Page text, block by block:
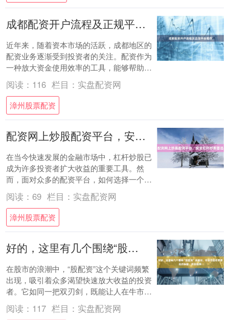
成都配资开户流程及正规平台推荐
近年来，随着资本市场的活跃，成都地区的
配资业务逐渐受到投资者的关注。配资作为
一种放大资金使用效率的工具，能够帮助投
资者在行情向好时获取更高收益。然而，配
资开户涉....
阅读： 116 栏目： 实盘配资网
漳州股票配资
配资网上炒股配资平台，安全杠杆炒股首选
在当今快速发展的金融市场中，杠杆炒股已
成为许多投资者扩大收益的重要工具。然
而，面对众多的配资平台，如何选择一个安
全可靠的网上炒股配资平台，成为投资者首
要考虑的问....
阅读： 69 栏目： 实盘配资网
漳州股票配资
好的，这里有几个围绕“股配资”关键词、符合百度收录规范的标题，供您选择：
在股市的浪潮中，“股配资”这个关键词频繁
出现，吸引着众多渴望快速放大收益的投资
者。它如同一把双刃剑，既能让人在牛市中
乘风破浪，也可能在震荡时带来加倍创伤。
理解其....
阅读： 117 栏目： 实盘配资网